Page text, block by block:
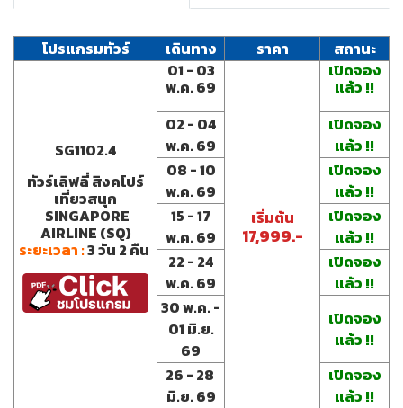
โปรแกรมทัวร์ เดินทาง ราคา สถานะ
SG1102.4
ทัวร์เลิฟลี่ สิงคโปร์
เที่ยวสนุก
SINGAPORE
AIRLINE (SQ)
ระยะเวลา :3 วัน 2 คืน
01 - 03
พ.ค. 69
เริ่มต้น
17,999.-
เปิดจอง
แล้ว !!
02 - 04
พ.ค. 69
เปิดจอง
แล้ว !!
08 - 10
พ.ค. 69
เปิดจอง
แล้ว !!
15 - 17
พ.ค. 69
เปิดจอง
แล้ว !!
22 - 24
พ.ค. 69
เปิดจอง
แล้ว !!
30 พ.ค. -
01 มิ.ย.
69
เปิดจอง
แล้ว !!
26 - 28
มิ.ย. 69
เปิดจอง
แล้ว !!